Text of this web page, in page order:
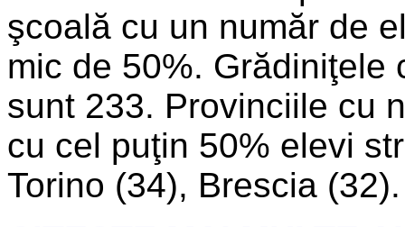
şcoală cu un număr de
mic de 50%. Grădiniţele
sunt 233. Provinciile cu
cu cel puţin 50% elevi
Torino (34), Brescia (32).